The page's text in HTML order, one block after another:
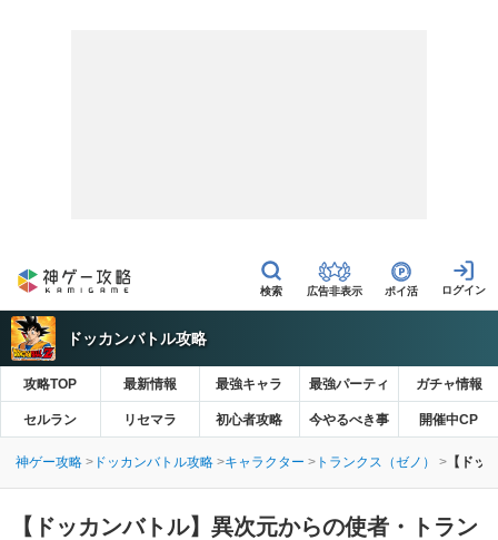
広告非表示 ポイ活
ドッカンバトル攻略
攻略TOP 最新情報 最強キャラ 最強パーティ ガチャ情報
セルラン リセマラ 初心者攻略 今やるべき事 開催中CP
神ゲー攻略 ドッカンバトル攻略 キャラクター トランクス（ゼノ） 【ドッ
【ドッカンバトル】 異次元からの使者・トラン